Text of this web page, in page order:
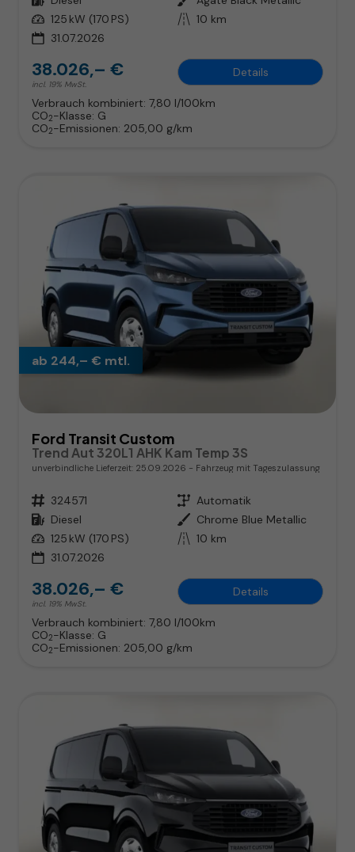
Leistung 125 kW (170 PS) Kilometerstand 10 km
31.07.2026
38.026,– €
incl. 19% MwSt.
Details
Verbrauch kombiniert: 7,80 l/100km
CO2-Klasse: G
CO2-Emissionen: 205,00 g/km
ab 244,– € mtl.
Ford Transit Custom
Trend Aut 320L1 AHK Kam Temp 3S
unverbindliche Lieferzeit: 25.09.2026 Fahrzeug mit Tageszulassung
Fahrzeugnr. 324571 Getriebe Automatik
Kraftstoff Diesel Außenfarbe Chrome Blue Metallic
Leistung 125 kW (170 PS) Kilometerstand 10 km
31.07.2026
38.026,– €
incl. 19% MwSt.
Details
Verbrauch kombiniert: 7,80 l/100km
CO2-Klasse: G
CO2-Emissionen: 205,00 g/km